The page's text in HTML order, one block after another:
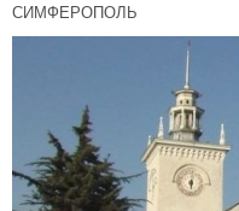
СИМФЕРОПОЛЬ